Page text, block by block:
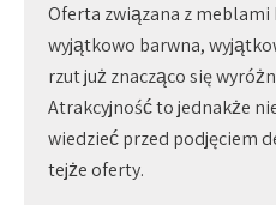
Oferta związana z
wyjątkowo barwna,
rzut już znacząco się
Atrakcyjność to jednakże
wiedzieć przed podjęciem
tejże oferty.